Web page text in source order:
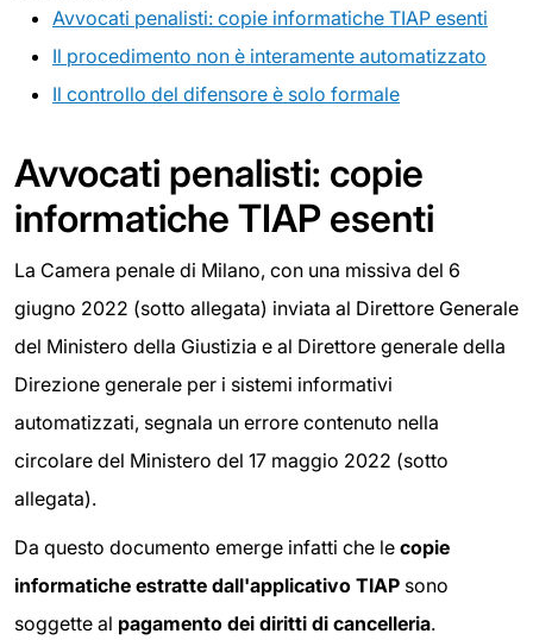
Avvocati penalisti: copie informatiche TIAP esenti
Il procedimento non è interamente automatizzato
Il controllo del difensore è solo formale
Avvocati penalisti: copie
informatiche TIAP esenti
La Camera penale di Milano, con una missiva del 6
giugno 2022 (sotto allegata) inviata al Direttore Generale
del Ministero della Giustizia e al Direttore generale della
Direzione generale per i sistemi informativi
automatizzati, segnala un errore contenuto nella
circolare del Ministero del 17 maggio 2022 (sotto
allegata).
Da questo documento emerge infatti che le copie
informatiche estratte dall'applicativo TIAP sono
soggette al pagamento dei diritti di cancelleria.